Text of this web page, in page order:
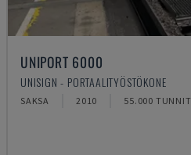
UNIPORT 6000
UNISIGN - PORTAALITYÖSTÖKONE
SAKSA 2010 55.000 TUNNIT